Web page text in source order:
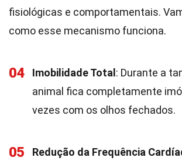
fisiológicas e comportamentais.
como esse mecanismo funciona.
04 Imobilidade Total : Durante a
animal fica completamente
vezes com os olhos fechados.
05 Redução da Frequência